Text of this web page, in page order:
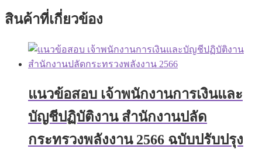
สินค้าที่เกี่ยวข้อง
แนวข้อสอบ เจ้าพนักงานการเงินและ
บัญชีปฏิบัติงาน สำนักงานปลัด
กระทรวงพลังงาน 2566 ฉบับปรับปรุง